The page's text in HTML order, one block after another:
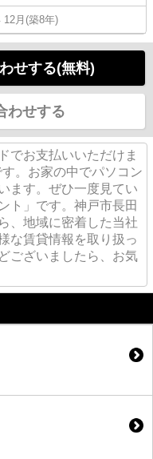
12月(築8年)
せする(無料)
わせする
でお支払いいただけま
。お家の中でパソコン
ます。ぜひ一度見てい
ト」です。神戸市長田
、地域に密着した当社
な賃貸情報を取り扱っ
ございましたら、お気